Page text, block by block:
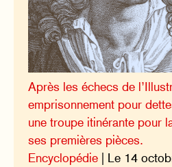
Après les échecs de
emprisonnement pour
une troupe itinérante pour
ses premières pièces.
Encyclopédie | Le 14